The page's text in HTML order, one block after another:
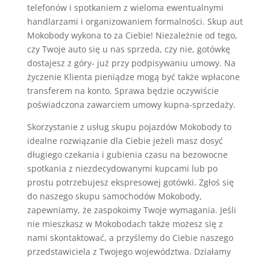
telefonów i spotkaniem z wieloma ewentualnymi
handlarzami i organizowaniem formalności. Skup aut
Mokobody wykona to za Ciebie! Niezależnie od tego,
czy Twoje auto się u nas sprzeda, czy nie, gotówkę
dostajesz z góry- już przy podpisywaniu umowy. Na
życzenie Klienta pieniądze mogą być także wpłacone
transferem na konto. Sprawa będzie oczywiście
poświadczona zawarciem umowy kupna-sprzedaży.
Skorzystanie z usług skupu pojazdów Mokobody to
idealne rozwiązanie dla Ciebie jeżeli masz dosyć
długiego czekania i gubienia czasu na bezowocne
spotkania z niezdecydowanymi kupcami lub po
prostu potrzebujesz ekspresowej gotówki. Zgłoś się
do naszego skupu samochodów Mokobody,
zapewniamy, że zaspokoimy Twoje wymagania. Jeśli
nie mieszkasz w Mokobodach także możesz się z
nami skontaktować, a przyślemy do Ciebie naszego
przedstawiciela z Twojego województwa. Działamy